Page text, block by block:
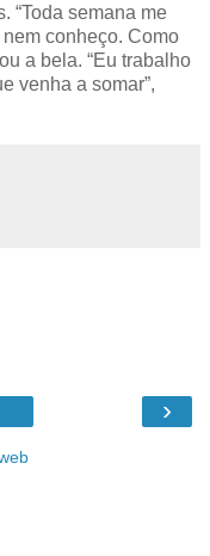
“Toda semana me
conheço. Como
a bela. “Eu trabalho
venha a somar”,
›